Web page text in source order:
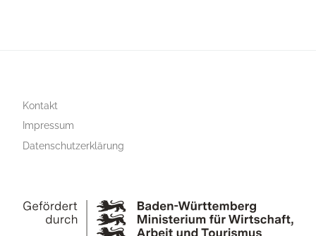
Kontakt
Impressum
Datenschutzerklärung